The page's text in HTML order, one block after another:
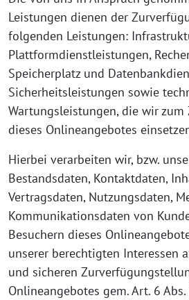
Leistungen dienen der
folgenden Leistungen:
Plattformdienstleistungen,
Speicherplatz und
Sicherheitsleistungen sowie
Wartungsleistungen, die wir zum
dieses Onlineangebotes
Hierbei verarbeiten wir, bzw.
Bestandsdaten, Kontaktdaten,
Vertragsdaten, Nutzungsdaten,
Kommunikationsdaten von
Besuchern dieses
unserer berechtigten Interessen
und sicheren
Onlineangebotes gem. Art. 6 Abs.